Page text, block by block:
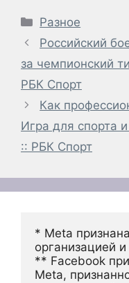
Рубрики
Разное
Российский
за чемпионский
РБК Спорт
Как
Игра для спорта
:: РБК Спорт
* Meta
организацией
** Facebook
Meta,